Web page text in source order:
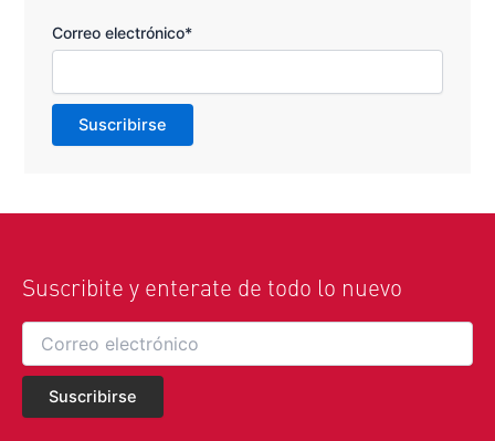
Correo electrónico*
Suscribite y enterate de todo lo nuevo